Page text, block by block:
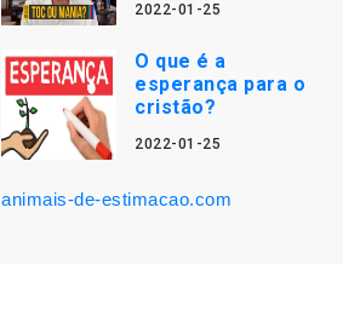
2022-01-25
O que é a
esperança para o
cristão?
2022-01-25
animais-de-estimacao.com